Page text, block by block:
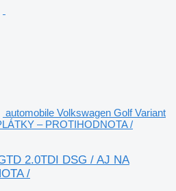
automobile Volkswagen Golf Variant
– PROTIHODNOTA /
2.0TDI DSG / AJ NA
/